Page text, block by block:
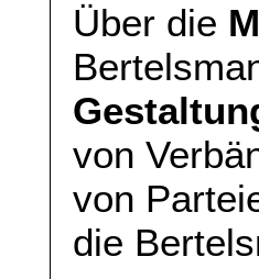
Über die
von
von
die